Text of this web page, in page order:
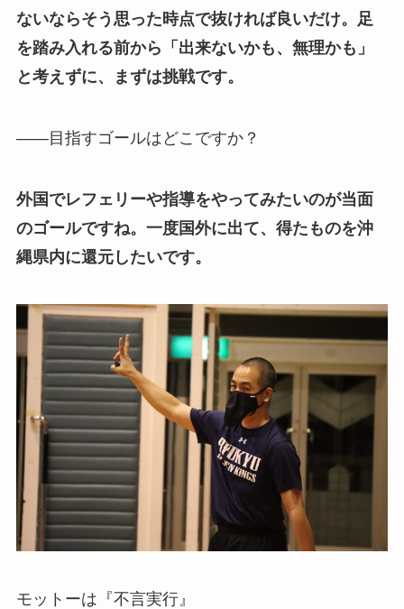
ないならそう思った時点で抜ければ良いだけ。足
を踏み入れる前から「出来ないかも、無理かも」
と考えずに、まずは挑戦です。
——目指すゴールはどこですか？
外国でレフェリーや指導をやってみたいのが当面
のゴールですね。一度国外に出て、得たものを沖
縄県内に還元したいです。
モットーは『不言実行』